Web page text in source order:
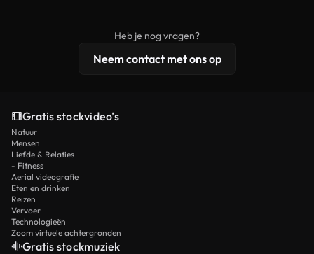
licentiebescherming omvat.
Heb je nog vragen?
Neem contact met ons op
Gratis stockvideo’s
Natuur
Mensen
Liefde & Relaties
- Fitness
Aerial videografie
Eten en drinken
Reizen
Vervoer
Technologieën
Zoom virtuele achtergronden
Gratis stockmuziek